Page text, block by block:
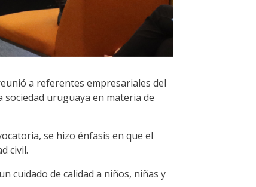
a referentes empresariales del
uruguaya en materia de
se hizo énfasis en que el
civil.
cuidado de calidad a niños, niñas y